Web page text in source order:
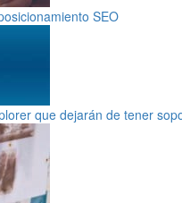
SEO
que dejarán de tener